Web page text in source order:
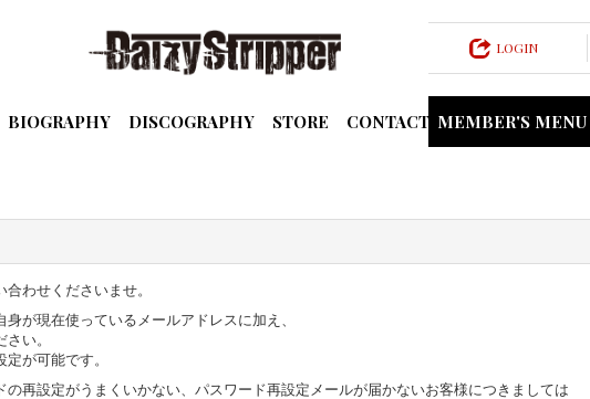
LOGIN
BIOGRAPHY DISCOGRAPHY STORE CONTACT MEMBER'S MENU
わせくださいませ。
が現在使っているメールアドレスに加え、
い。
定が可能です。
再設定がうまくいかない、パスワード再設定メールが届かないお客様につきましては